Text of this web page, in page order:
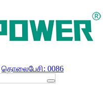
தொலைபேசி: 0086